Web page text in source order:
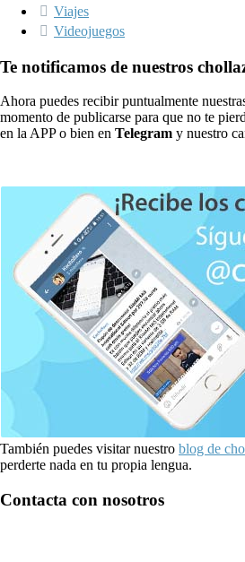
Viajes
Videojuegos
Te notificamos de nuestros
Ahora puedes recibir puntualmente
momento de publicarse para que no te
en la APP o bien en Telegram y nuestro
También puedes visitar nuestro blog de
perderte nada en tu propia lengua.
Contacta con nosotros